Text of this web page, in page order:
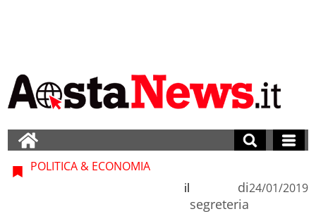
POLITICA & ECONOMIA
di
segreteria
il 24/01/2019